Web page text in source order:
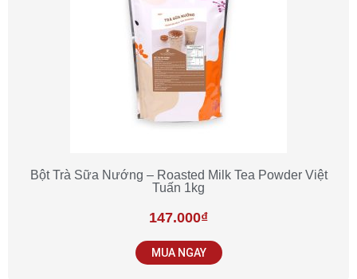
Bột Trà Sữa Nướng – Roasted Milk Tea Powder Việt
Tuấn 1kg
147.000₫
MUA NGAY